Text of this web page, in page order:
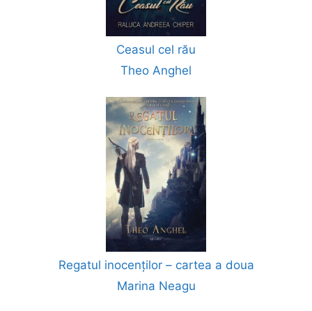
Ceasul cel rău
Theo Anghel
Regatul inocenților – cartea a doua
Marina Neagu